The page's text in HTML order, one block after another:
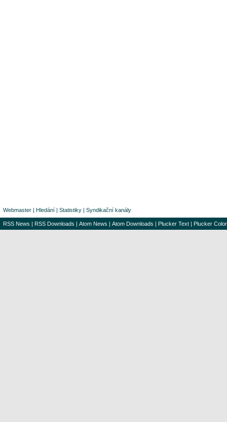
Webmaster | Hledání | Statistiky | Syndikační kanály
RSS News | RSS Downloads | Atom News | Atom Downloads | Plucker Text | Plucker Color